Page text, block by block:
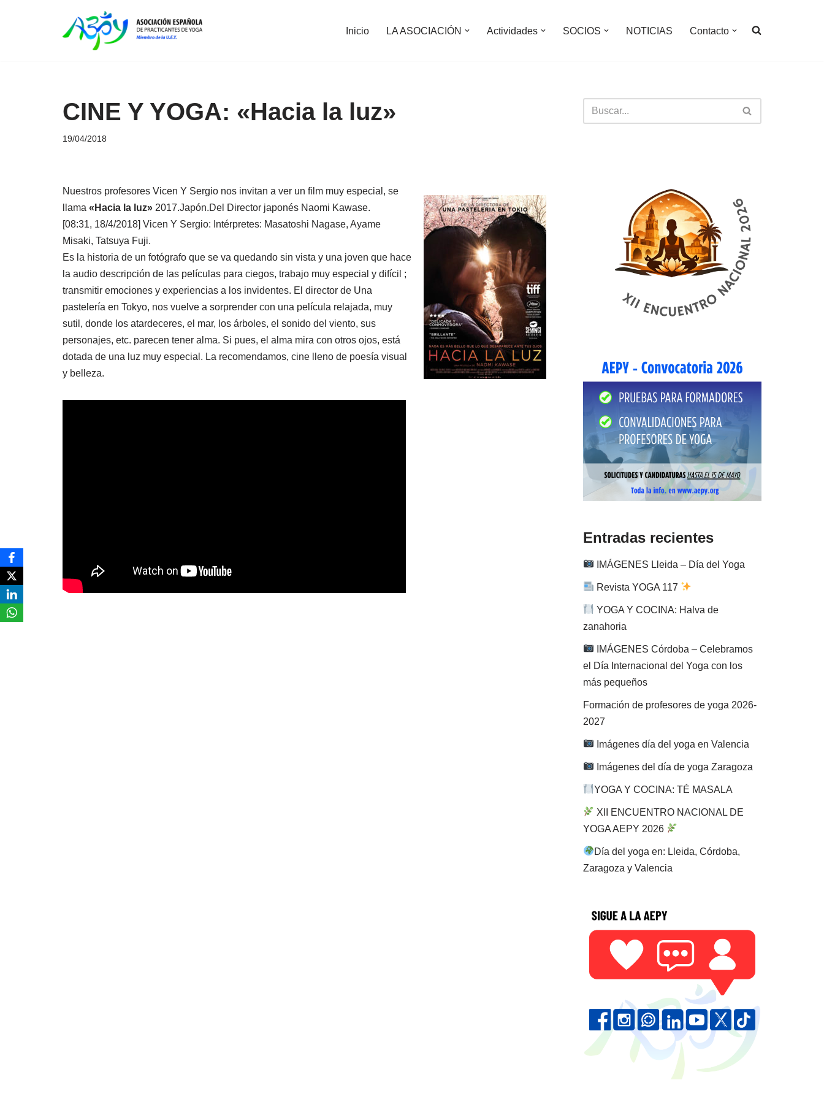
Inicio LA ASOCIACIÓN Actividades SOCIOS NOTICIAS Contacto
CINE Y YOGA: «Hacia la luz»
19/04/2018
Nuestros profesores Vicen Y Sergio nos invitan a ver un film muy especial, se
llama «Hacia la luz» 2017.Japón.Del Director japonés Naomi Kawase.
[08:31, 18/4/2018] Vicen Y Sergio: Intérpretes: Masatoshi Nagase, Ayame
Misaki, Tatsuya Fuji.
Es la historia de un fotógrafo que se va quedando sin vista y una joven que hace
la audio descripción de las películas para ciegos, trabajo muy especial y difícil ;
transmitir emociones y experiencias a los invidentes. El director de Una
pastelería en Tokyo, nos vuelve a sorprender con una película relajada, muy
sutil, donde los atardeceres, el mar, los árboles, el sonido del viento, sus
personajes, etc. parecen tener alma. Si pues, el alma mira con otros ojos, está
dotada de una luz muy especial. La recomendamos, cine lleno de poesía visual
y belleza.
Entradas recientes
IMÁGENES Lleida – Día del Yoga
Revista YOGA 117
YOGA Y COCINA: Halva de
zanahoria
IMÁGENES Córdoba – Celebramos
el Día Internacional del Yoga con los
más pequeños
Formación de profesores de yoga 2026-
2027
Imágenes día del yoga en Valencia
Imágenes del día de yoga Zaragoza
YOGA Y COCINA: TÉ MASALA
XII ENCUENTRO NACIONAL DE
YOGA AEPY 2026
Día del yoga en: Lleida, Córdoba,
Zaragoza y Valencia